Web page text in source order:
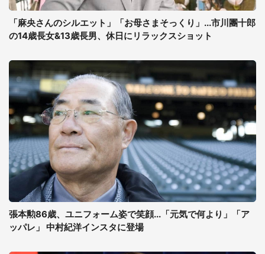
「麻央さんのシルエット」「お母さまそっくり」...市川團十郎
の14歳長女&13歳長男、休日にリラックスショット
張本勲86歳、ユニフォーム姿で笑顔...「元気で何より」「ア
ッパレ」 中村紀洋インスタに登場